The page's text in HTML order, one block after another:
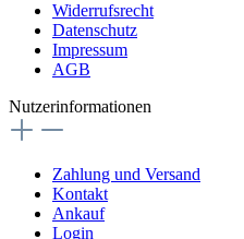
Widerrufsrecht
Datenschutz
Impressum
AGB
Nutzerinformationen
Zahlung und Versand
Kontakt
Ankauf
Login